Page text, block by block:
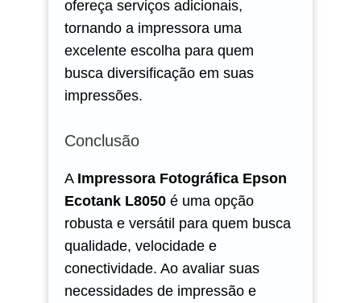
ofereça serviços adicionais,
tornando a impressora uma
excelente escolha para quem
busca diversificação em suas
impressões.
Conclusão
A Impressora Fotográfica Epson
Ecotank L8050 é uma opção
robusta e versátil para quem busca
qualidade, velocidade e
conectividade. Ao avaliar suas
necessidades de impressão e